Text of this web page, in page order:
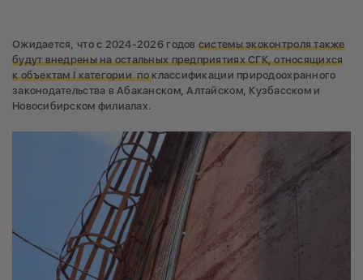
Ожидается, что с 2024-2026 годов системы экоконтроля также
будут внедрены на остальных предприятиях СГК, относящихся
к объектам I категории поклассификации природоохранного
законодательства в Абаканском, Алтайском, Кузбасском и
Новосибирском филиалах.